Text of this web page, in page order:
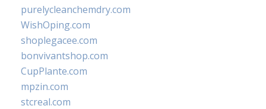
purelycleanchemdry.com
WishOping.com
shoplegacee.com
bonvivantshop.com
CupPlante.com
mpzin.com
stcreal.com